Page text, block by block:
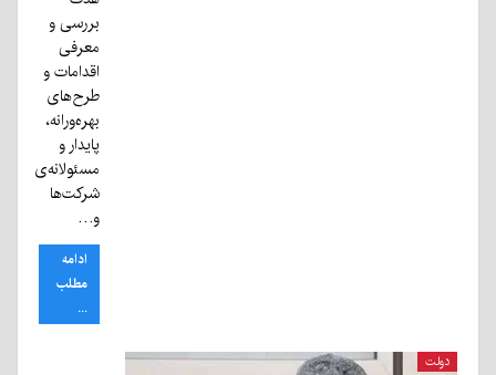
بررسی و
معرفی
اقدامات و
طرح‌های
بهره‌ورانه،
پایدار و
مسئولانه‌ی
شرکت‌ها
و…
ادامه
مطلب
...
دولت